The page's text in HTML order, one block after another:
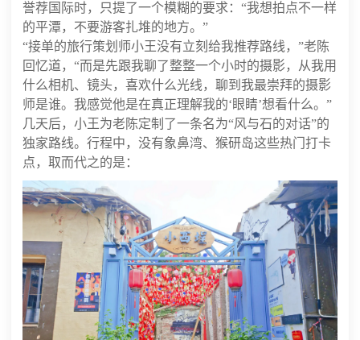
誉荐国际时，只提了一个模糊的要求：“我想拍点不一样
的平潭，不要游客扎堆的地方。”
“接单的旅行策划师小王没有立刻给我推荐路线，”老陈
回忆道，“而是先跟我聊了整整一个小时的摄影，从我用
什么相机、镜头，喜欢什么光线，聊到我最崇拜的摄影
师是谁。我感觉他是在真正理解我的‘眼睛’想看什么。”
几天后，小王为老陈定制了一条名为“风与石的对话”的
独家路线。行程中，没有象鼻湾、猴研岛这些热门打卡
点，取而代之的是：